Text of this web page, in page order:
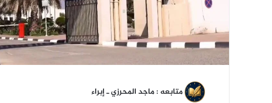
ا
متابعه : ماجد المحرزي ـ إبراء